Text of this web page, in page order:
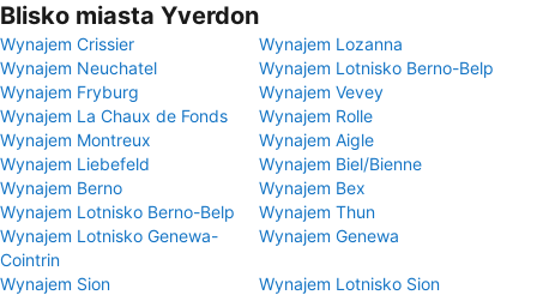
Blisko miasta Yverdon
Wynajem Crissier
Wynajem Lozanna
Wynajem Neuchatel
Wynajem Lotnisko Berno-Belp
Wynajem Fryburg
Wynajem Vevey
Wynajem La Chaux de Fonds
Wynajem Rolle
Wynajem Montreux
Wynajem Aigle
Wynajem Liebefeld
Wynajem Biel/Bienne
Wynajem Berno
Wynajem Bex
Wynajem Lotnisko Berno-Belp
Wynajem Thun
Wynajem Lotnisko Genewa-
Cointrin
Wynajem Genewa
Wynajem Sion Wynajem Lotnisko Sion